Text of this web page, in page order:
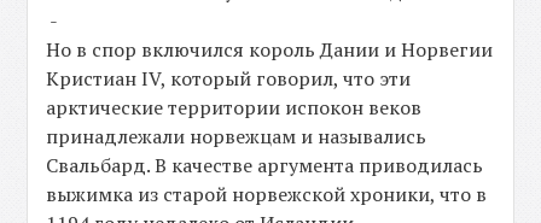
-
Но в спор включился король Дании и Норвегии
Кристиан IV, который говорил, что эти
арктические территории испокон веков
принадлежали норвежцам и назывались
Свальбард. В качестве аргумента приводилась
выжимка из старой норвежской хроники, что в